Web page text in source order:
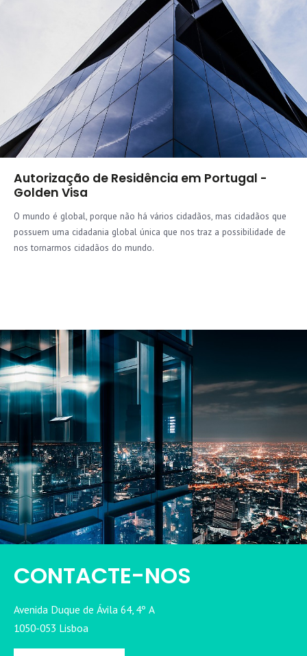
Autorização de Residência em Portugal -
Golden Visa
O mundo é global, porque não há vários cidadãos, mas cidadãos que
possuem uma cidadania global única que nos traz a possibilidade de
nos tornarmos cidadãos do mundo.
CONTACTE-NOS
Avenida Duque de Ávila 64, 4º A
1050-053 Lisboa